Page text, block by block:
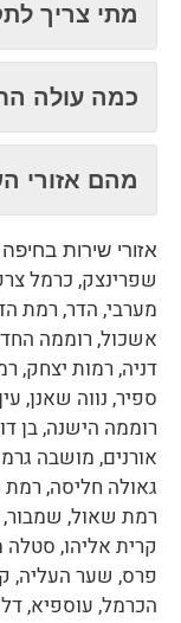
מתי צריך
כמה עולה
מהם אזורי
אזורי שירות
שפרינצק, כרמל
מערבי, הדר, רמת
אשכול, רוממה
דניה, רמות יצחק,
ספיר, נווה שאנן,
רוממה הישנה, בן
אורנים, מושבה
גאולה חליסה, רמת
רמת שאול,
קרית אליהו, סטלה
פרס, שער העליה,
הכרמל, עוספיא,